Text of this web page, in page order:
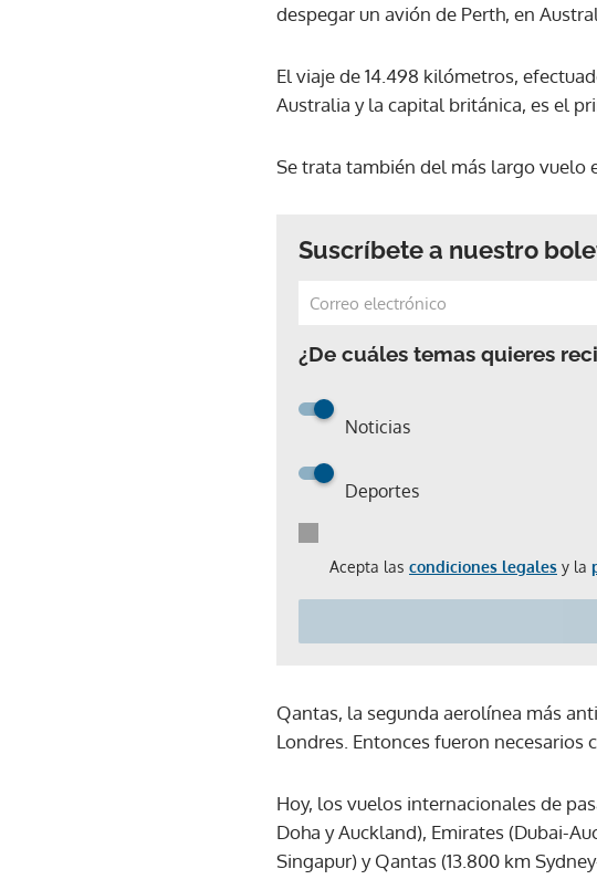
despegar un avión de Perth, en
El viaje de 14.498 kilómetros,
Australia y la capital británica, es el
Se trata también del más largo vuelo
Suscríbete a nuestro
¿De cuáles temas quieres
Noticias
Deportes
Acepta las condiciones legales y la
Qantas, la segunda aerolínea más
Londres. Entonces fueron necesarios
Hoy, los vuelos internacionales de
Doha y Auckland), Emirates (Dubai-
Singapur) y Qantas (13.800 km